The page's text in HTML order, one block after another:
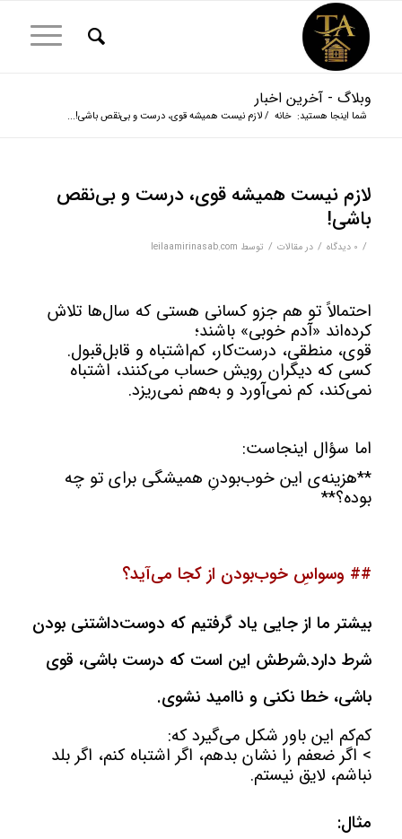
وبلاگ - آخرین اخبار
شما اینجا هستید: خانه / لازم نیست همیشه قوی، درست و بی‌نقص باشی!...
لازم نیست همیشه قوی، درست و بی‌نقص
باشی!
/ 0 دیدگاه‌ / در مقالات / توسط leilaamirinasab.com
احتمالاً تو هم جزو کسانی هستی که سال‌ها تلاش
کرده‌اند «آدم خوبی» باشند؛
قوی، منطقی، درست‌کار، کم‌اشتباه و قابل‌قبول.
کسی که دیگران رویش حساب می‌کنند، اشتباه
نمی‌کند، کم نمی‌آورد و به‌هم نمی‌ریزد.
اما سؤال اینجاست:
**هزینه‌ی این خوب‌بودنِ همیشگی برای تو چه
بوده؟**
## وسواسِ خوب‌بودن از کجا می‌آید؟
بیشتر ما از جایی یاد گرفتیم که دوست‌داشتنی بودن
شرط دارد.شرطش این است که درست باشی، قوی
باشی، خطا نکنی و ناامید نشوی.
کم‌کم این باور شکل می‌گیرد که:
> اگر ضعفم را نشان بدهم، اگر اشتباه کنم، اگر بلد
نباشم، لایق نیستم.
مثال: